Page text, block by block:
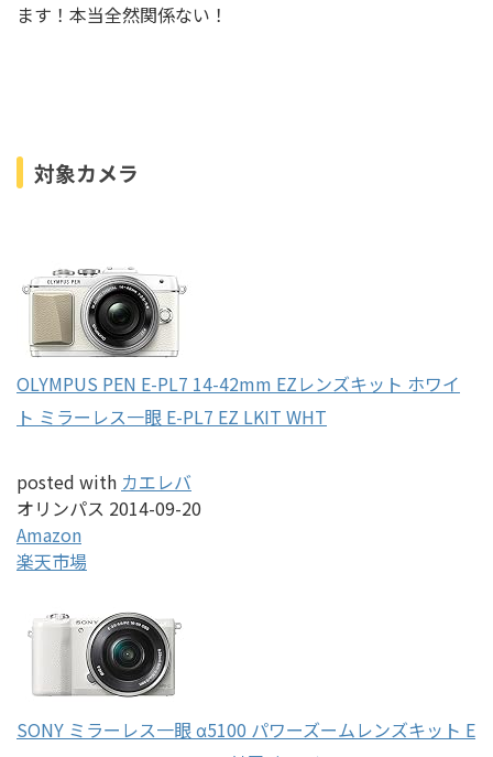
ます！本当全然関係ない！
対象カメラ
OLYMPUS PEN E-PL7 14-42mm EZレンズキット ホワイ
ト ミラーレス一眼 E-PL7 EZ LKIT WHT
posted with カエレバ
オリンパス 2014-09-20
Amazon
楽天市場
SONY ミラーレス一眼 α5100 パワーズームレンズキット E